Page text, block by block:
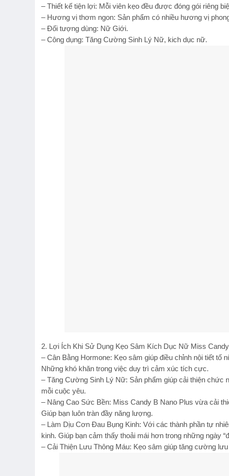
– Thiết kế tiện lợi: Mỗi viên kẹo đều được đóng gói riêng
– Hương vị thơm ngon: Sản phẩm có nhiều hương vị
– Đối tượng dùng: Nữ Giới.
– Công dụng: Tăng Cường Sinh Lý Nữ, kich dục nữ.
2. Lợi Ích Khi Sử Dụng Kẹo Sâm Kích Dục Nữ Miss
– Cân Bằng Hormone: Kẹo sâm giúp điều chỉnh nội tiết
Những khó khăn trong việc duy trì cảm xúc tích cực.
– Tăng Cường Sinh Lý Nữ: Sản phẩm giúp cải thiện chức
mỗi cuộc yêu.
– Nâng Cao Sức Bền: Miss Candy B Nano Plus vừa cải
Giúp bạn luôn tràn đầy năng lượng.
– Làm Dịu Cơn Đau Bụng Kinh: Với các thành phần tự
kinh. Giúp bạn cảm thấy thoải mái hơn trong những ngày
– Cải Thiện Lưu Thông Máu: Kẹo sâm giúp tăng cường